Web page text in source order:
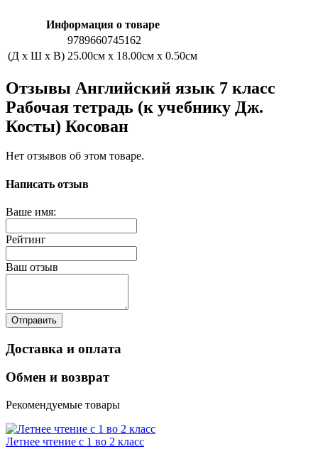
Информация о товаре
9789660745162
(Д x Ш x В) 25.00см x 18.00см x 0.50см
Отзывы Английский язык 7 класс
Рабочая тетрадь (к учебнику Дж.
Косты) Косован
Нет отзывов об этом товаре.
Написать отзыв
Ваше имя:
Рейтинг
Ваш отзыв
Отправить
Доставка и оплата
Обмен и возврат
Рекомендуемые товары
Летнее чтение с 1 во 2 класс